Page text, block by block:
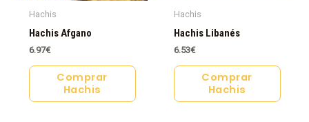
Hachis
Hachis Afgano
6.97€
Comprar
Hachis
Hachis
Hachis Libanés
6.53€
Comprar
Hachis